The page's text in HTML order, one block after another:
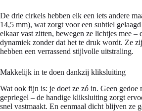
De drie cirkels hebben elk een iets andere
14,5 mm), wat zorgt voor een subtiel
elkaar vast zitten, bewegen ze lichtjes mee –
dynamiek zonder dat het te druk wordt. Ze
hebben een verrassend stijlvolle uitstraling.
Makkelijk in te doen dankzij kliksluiting
Wat ook fijn is: je doet ze zó in. Geen gedoe
gepriegel – de handige kliksluiting zorgt
snel vastmaakt. En eenmaal dicht blijven ze